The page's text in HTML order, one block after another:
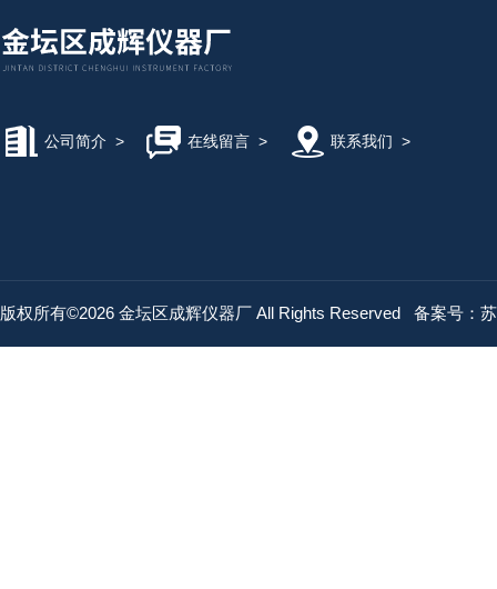
公司简介 > 在线留言> 联系我们 >
版权所有©2026 金坛区成辉仪器厂 All Rights Reserved 备案号：